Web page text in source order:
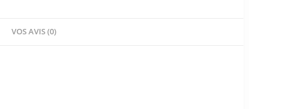
VOS AVIS (0)